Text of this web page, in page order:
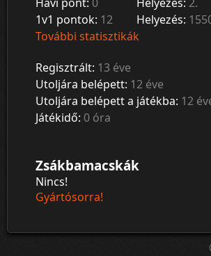
1v1 pontok: 12 Helyezés:
További statisztikák
Regisztrált: 13 éve
Utoljára belépett: 12 éve
Utoljára belépett a játékba: 12
Játékidő: 0 óra
Zsákbamacskák
Nincs!
Gyártósorra!